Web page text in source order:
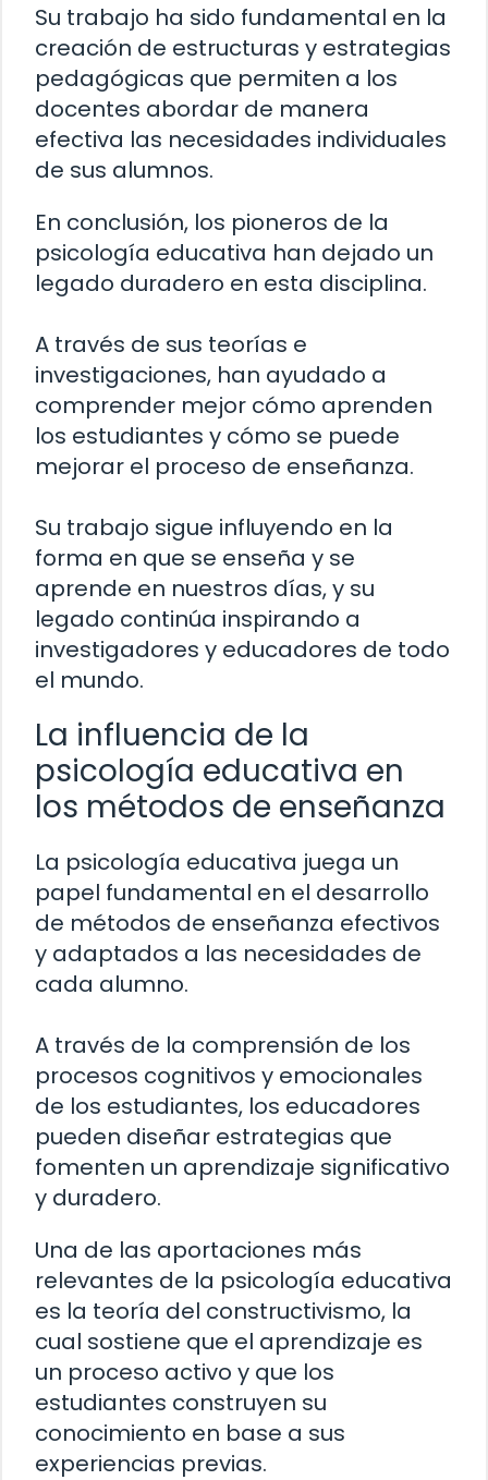
Su trabajo ha sido fundamental en la
creación de estructuras y estrategias
pedagógicas que permiten a los
docentes abordar de manera
efectiva las necesidades individuales
de sus alumnos.
En conclusión, los pioneros de la
psicología educativa han dejado un
legado duradero en esta disciplina.
A través de sus teorías e
investigaciones, han ayudado a
comprender mejor cómo aprenden
los estudiantes y cómo se puede
mejorar el proceso de enseñanza.
Su trabajo sigue influyendo en la
forma en que se enseña y se
aprende en nuestros días, y su
legado continúa inspirando a
investigadores y educadores de todo
el mundo.
La influencia de la
psicología educativa en
los métodos de enseñanza
La psicología educativa juega un
papel fundamental en el desarrollo
de métodos de enseñanza efectivos
y adaptados a las necesidades de
cada alumno.
A través de la comprensión de los
procesos cognitivos y emocionales
de los estudiantes, los educadores
pueden diseñar estrategias que
fomenten un aprendizaje significativo
y duradero.
Una de las aportaciones más
relevantes de la psicología educativa
es la teoría del constructivismo, la
cual sostiene que el aprendizaje es
un proceso activo y que los
estudiantes construyen su
conocimiento en base a sus
experiencias previas.